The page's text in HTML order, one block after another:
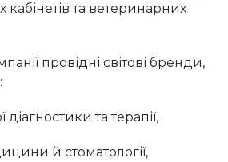
кабінетів та ветеринарних
провідні світові бренди,
та терапії,
й стоматології,